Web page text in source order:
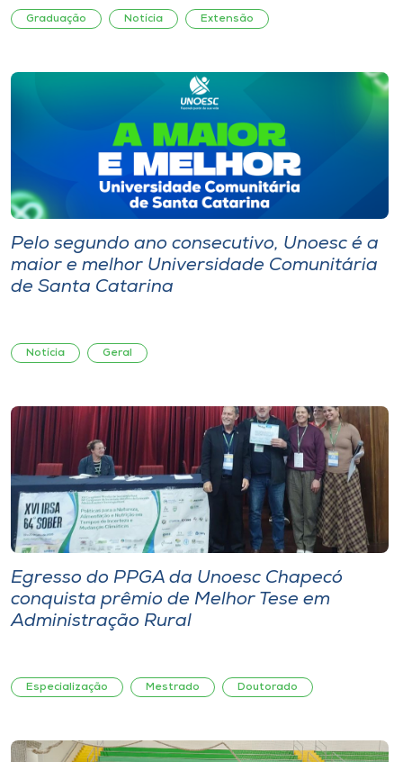
Graduação Notícia Extensão
Pelo segundo ano consecutivo, Unoesc é a
maior e melhor Universidade Comunitária
de Santa Catarina
Notícia Geral
Egresso do PPGA da Unoesc Chapecó
conquista prêmio de Melhor Tese em
Administração Rural
Especialização Mestrado Doutorado